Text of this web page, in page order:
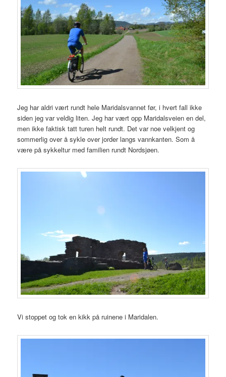
Jeg har aldri vært rundt hele Maridalsvannet før, i hvert fall ikke
siden jeg var veldig liten. Jeg har vært opp Maridalsveien en del,
men ikke faktisk tatt turen helt rundt. Det var noe velkjent og
sommerlig over å sykle over jorder langs vannkanten. Som å
være på sykkeltur med familien rundt Nordsjøen.
Vi stoppet og tok en kikk på ruinene i Maridalen.